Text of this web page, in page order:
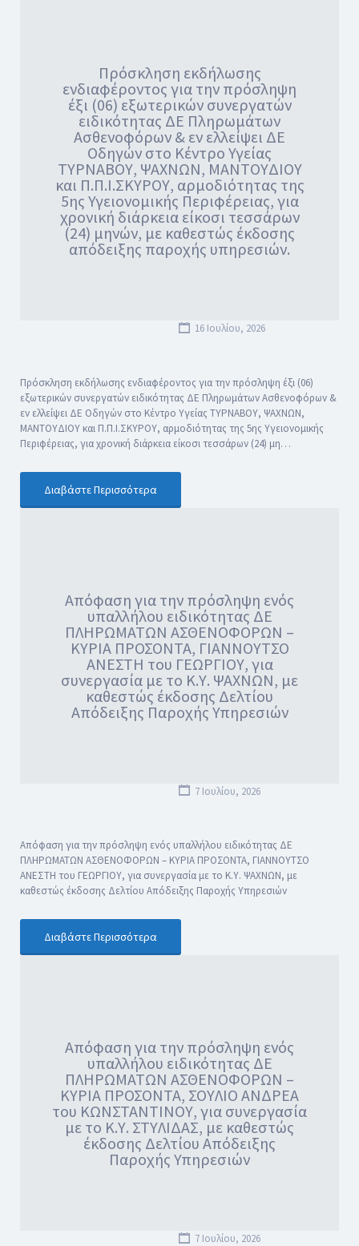
Πρόσκληση εκδήλωσης
ενδιαφέροντος για την πρόσληψη
έξι (06) εξωτερικών συνεργατών
ειδικότητας ΔΕ Πληρωμάτων
Ασθενοφόρων & εν ελλείψει ΔΕ
Οδηγών στο Κέντρο Υγείας
ΤΥΡΝΑΒΟΥ, ΨΑΧΝΩΝ, ΜΑΝΤΟΥΔΙΟΥ
και Π.Π.Ι.ΣΚΥΡΟΥ, αρμοδιότητας της
5ης Υγειονομικής Περιφέρειας, για
χρονική διάρκεια είκοσι τεσσάρων
(24) μηνών, με καθεστώς έκδοσης
απόδειξης παροχής υπηρεσιών.
16 Ιουλίου, 2026
Πρόσκληση εκδήλωσης ενδιαφέροντος για την πρόσληψη έξι (06)
εξωτερικών συνεργατών ειδικότητας ΔΕ Πληρωμάτων Ασθενοφόρων &
εν ελλείψει ΔΕ Οδηγών στο Κέντρο Υγείας ΤΥΡΝΑΒΟΥ, ΨΑΧΝΩΝ,
ΜΑΝΤΟΥΔΙΟΥ και Π.Π.Ι.ΣΚΥΡΟΥ, αρμοδιότητας της 5ης Υγειονομικής
Περιφέρειας, για χρονική διάρκεια είκοσι τεσσάρων (24) μη…
Διαβάστε Περισσότερα
Απόφαση για την πρόσληψη ενός
υπαλλήλου ειδικότητας ΔΕ
ΠΛΗΡΩΜΑΤΩΝ ΑΣΘΕΝΟΦΟΡΩΝ –
ΚΥΡΙΑ ΠΡΟΣΟΝΤΑ, ΓΙΑΝΝΟΥΤΣΟ
ΑΝΕΣΤΗ του ΓΕΩΡΓΙΟΥ, για
συνεργασία με το Κ.Υ. ΨΑΧΝΩΝ, με
καθεστώς έκδοσης Δελτίου
Απόδειξης Παροχής Υπηρεσιών
7 Ιουλίου, 2026
Απόφαση για την πρόσληψη ενός υπαλλήλου ειδικότητας ΔΕ
ΠΛΗΡΩΜΑΤΩΝ ΑΣΘΕΝΟΦΟΡΩΝ – ΚΥΡΙΑ ΠΡΟΣΟΝΤΑ, ΓΙΑΝΝΟΥΤΣΟ
ΑΝΕΣΤΗ του ΓΕΩΡΓΙΟΥ, για συνεργασία με το Κ.Υ. ΨΑΧΝΩΝ, με
καθεστώς έκδοσης Δελτίου Απόδειξης Παροχής Υπηρεσιών
Διαβάστε Περισσότερα
Απόφαση για την πρόσληψη ενός
υπαλλήλου ειδικότητας ΔΕ
ΠΛΗΡΩΜΑΤΩΝ ΑΣΘΕΝΟΦΟΡΩΝ –
ΚΥΡΙΑ ΠΡΟΣΟΝΤΑ, ΣΟΥΛΙΟ ΑΝΔΡΕΑ
του ΚΩΝΣΤΑΝΤΙΝΟΥ, για συνεργασία
με το Κ.Υ. ΣΤΥΛΙΔΑΣ, με καθεστώς
έκδοσης Δελτίου Απόδειξης
Παροχής Υπηρεσιών
7 Ιουλίου, 2026